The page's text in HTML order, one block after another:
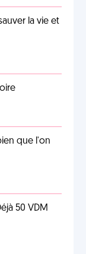
la vie et
que l'on
50 VDM